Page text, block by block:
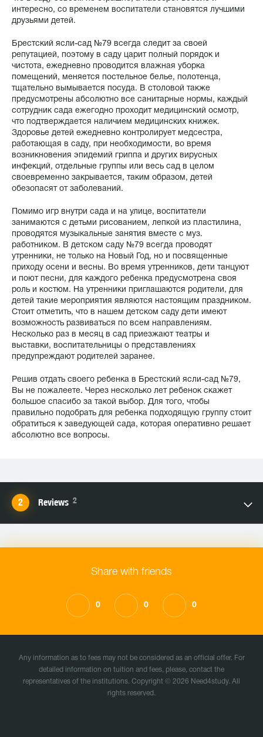
интересно, со временем воспитатели становятся лучшими
друзьями детей.
Брестский ясли-сад №79 всегда следит за своей
репутацией, поэтому в саду царит полный порядок и
чистота, ежедневно проводится влажная уборка
помещений, меняется постельное белье, полотенца,
тщательно вымывается посуда. В столовой также
предусмотрены абсолютно все санитарные нормы, каждый
сотрудник сада ежегодно проходит медицинский осмотр,
что подтверждается наличием медицинских книжек.
Здоровье детей ежедневно контролирует медсестра,
работающая в саду, при необходимости, во время
возникновения эпидемий гриппа и других вирусных
инфекций, отдельные группы или весь сад в целом
своевременно закрывается, таким образом, детей
обезопасят от заболеваний.
Помимо игр внутри сада и на улице, воспитатели
занимаются с детьми рисованием, лепкой из пластилина,
проводятся музыкальные занятия вместе с муз.
работником. В детском саду №79 всегда проводят
утренники, не только на Новый Год, но и посвященные
приходу осени и весны. Во время утренников, дети танцуют
и поют песни, для каждого ребенка предусмотрена своя
роль и костюм. На утренники приглашаются родители, для
детей такие мероприятия являются настоящим праздником.
Стоит отметить, что в нашем детском саду дети имеют
возможность развиваться по всем направлениям.
Несколько раз в месяц в сад приезжают театры и
выставки, воспитательницы о представлениях
предупреждают родителей заранее.
Решив отдать своего ребенка в Брестский ясли-сад №79,
Вы не пожалеете. Через несколько лет ребенок скажет
большое спасибо за такой выбор. Для того, чтобы
правильно подобрать для ребенка подходящую группу стоит
обратиться к заведующей сада, которая оперативно решает
абсолютно все вопросы.
Reviews 2
Share with friends
0 0 0
Any information as to fees may not be considered as an official offer. For
detailed information on tuition and fees, please, contact the
representatives of the institutions. Copyright © 2026 Need4study. All
rights reserved.